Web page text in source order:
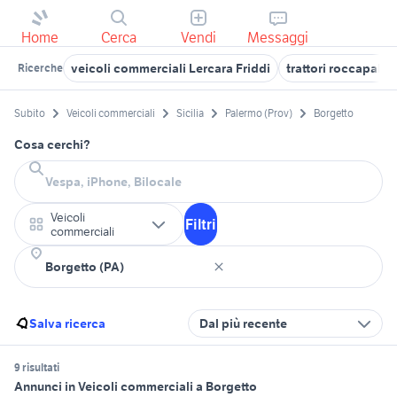
Home Cerca Vendi Messaggi
Ricerche veicoli commerciali Lercara Friddi trattori
Subito Veicoli commerciali Sicilia Palermo (Prov) Borgetto
Cosa cerchi?
Veicoli
commerciali
Filtri
Salva ricerca Dal più recente
9 risultati
Annunci in Veicoli commerciali a Borgetto